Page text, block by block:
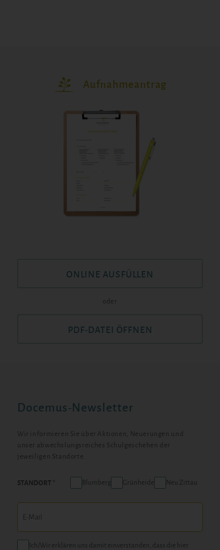
Aufnahmeantrag
ONLINE AUSFÜLLEN
oder
PDF-DATEI ÖFFNEN
Docemus-Newsletter
Wir informieren Sie über Aktionen, Neuerungen und
unser abwechslungsreiches Schulgeschehen der
jeweiligen Standorte.
STANDORT Blumberg Grünheide Neu Zittau
Ich/Wir erklären uns damit einverstanden, dass die hier